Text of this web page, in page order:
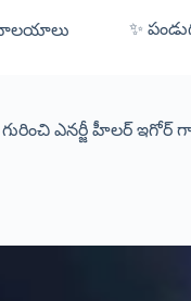
✨
గురించి ఎనర్జీ హీలర్